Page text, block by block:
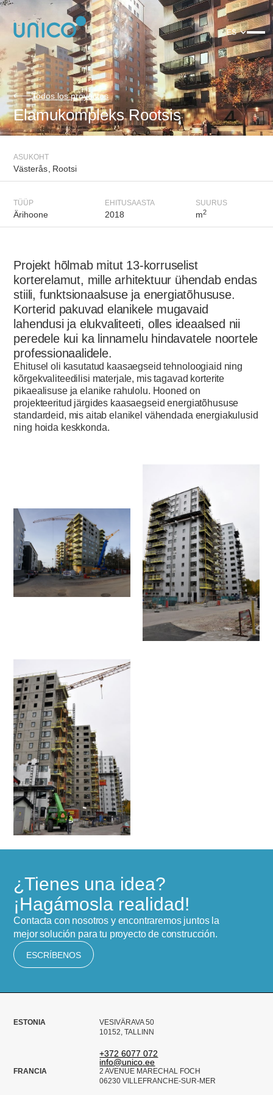
ES
Todos los proyectos
Elamukompleks Rootsis
ASUKOHT
Västerås Rootsi
TÜÜP
Ärihoone
EHITUSAASTA
2018
SUURUS
m2
Projekt hõlmab mitut 13-korruselist
korterelamut, mille arhitektuur ühendab endas
stiili, funktsionaalsuse ja energiatõhususe.
Korterid pakuvad elanikele mugavaid
lahendusi ja elukvaliteeti, olles ideaalsed nii
peredele kui ka linnamelu hindavatele noortele
professionaalidele.
Ehitusel oli kasutatud kaasaegseid tehnoloogiaid ning
kõrgekvaliteedilisi materjale, mis tagavad korterite
pikaealisuse ja elanike rahulolu. Hooned on
projekteeritud järgides kaasaegseid energiatõhususe
standardeid, mis aitab elanikel vähendada energiakulusid
ning hoida keskkonda.‍
¿Tienes una idea?
¡Hagámosla realidad!
Contacta con nosotros y encontraremos juntos la
mejor solución para tu proyecto de construcción.
ESCRÍBENOS
ESTONIA
VESIVÄRAVA 50
10152, TALLINN
+372 6077 072
info@unico.ee
FRANCIA
2 AVENUE MARECHAL FOCH
06230 VILLEFRANCHE-SUR-MER